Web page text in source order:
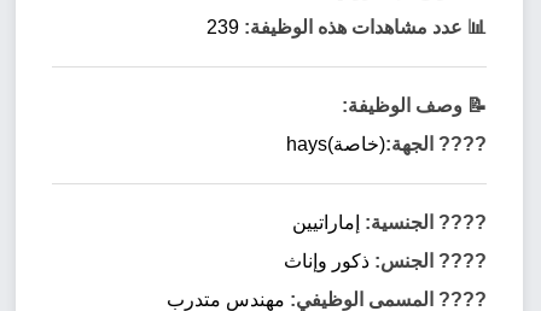
📊 عدد مشاهدات هذه الوظيفة:
📝 وصف الوظيفة:
???? الجهة:(خاصة)hays
???? الجنسية: إماراتيين
???? الجنس: ذكور وإناث
???? المسمى الوظيفي: مهندس متدرب